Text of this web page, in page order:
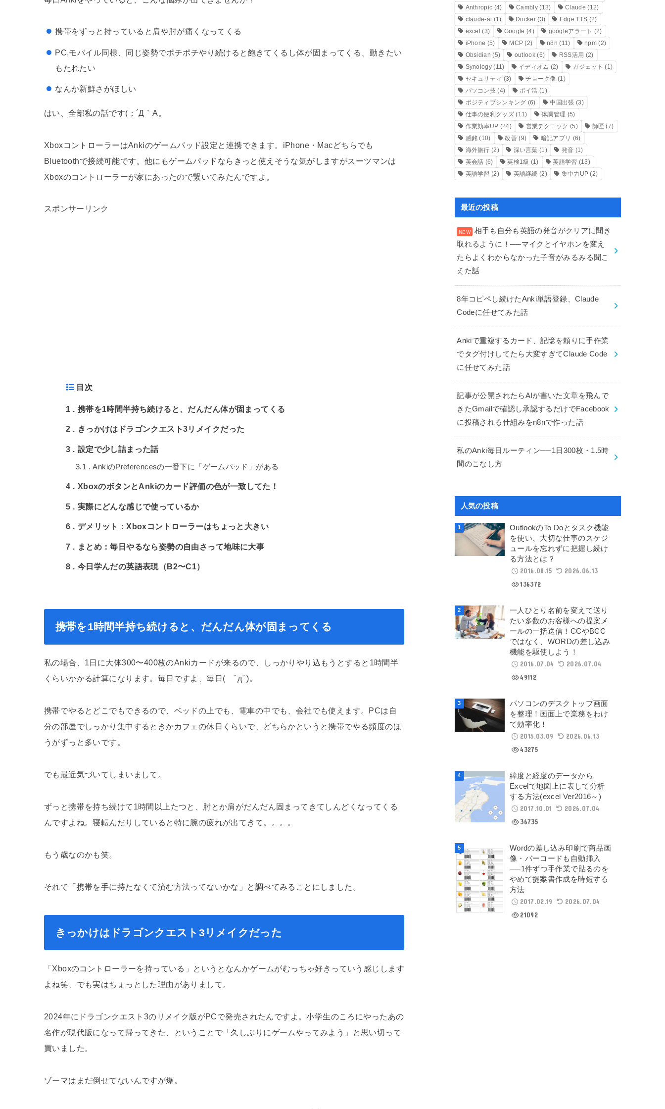
携帯をずっと持っていると肩や肘が痛くなってくる
PC,モバイル同様、同じ姿勢でポチポチやり続けると飽きてくるし体が固まってくる、動きたい
もたれたい
なんか新鮮さがほしい
はい、全部私の話です(；´Д｀A。
XboxコントローラーはAnkiのゲームパッド設定と連携できます。iPhone・Macどちらでも
Bluetoothで接続可能です。他にもゲームパッドならきっと使えそうな気がしますがスーツマンは
Xboxのコントローラーが家にあったので繋いでみたんですよ。
スポンサーリンク
目次
1 携帯を1時間半持ち続けると、だんだん体が固まってくる
2 きっかけはドラゴンクエスト3リメイクだった
3 設定で少し詰まった話
3.1 AnkiのPreferencesの一番下に「ゲームパッド」がある
4 XboxのボタンとAnkiのカード評価の色が一致してた！
5 実際にどんな感じで使っているか
6 デメリット：Xboxコントローラーはちょっと大きい
7 まとめ：毎日やるなら姿勢の自由さって地味に大事
8 今日学んだの英語表現（B2〜C1）
携帯を1時間半持ち続けると、だんだん体が固まってくる
私の場合、1日に大体300〜400枚のAnkiカードが来るので、しっかりやり込もうとすると1時間半
くらいかかる計算になります。毎日ですよ、毎日( ﾟдﾟ)。
携帯でやるとどこでもできるので、ベッドの上でも、電車の中でも、会社でも使えます。PCは自
分の部屋でしっかり集中するときかカフェの休日くらいで、どちらかというと携帯でやる頻度のほ
うがずっと多いです。
でも最近気づいてしまいまして。
ずっと携帯を持ち続けて1時間以上たつと、肘とか肩がだんだん固まってきてしんどくなってくる
んですよね。寝転んだりしていると特に腕の疲れが出てきて。。。。
もう歳なのかも笑。
それで「携帯を手に持たなくて済む方法ってないかな」と調べてみることにしました。
きっかけはドラゴンクエスト3リメイクだった
「Xboxのコントローラーを持っている」というとなんかゲームがむっちゃ好きっていう感じします
よね笑、でも実はちょっとした理由がありまして。
2024年にドラゴンクエスト3のリメイク版がPCで発売されたんですよ。小学生のころにやったあの
名作が現代版になって帰ってきた、ということで「久しぶりにゲームやってみよう」と思い切って
買いました。
ゾーマはまだ倒せてないんですが爆。
Anthropic (4) Cambly(13) Claude (12)
claude-ai (1) Docker(3) Edge TTS (2)
excel (3) Google (4) googleアラート (2)
iPhone (5) MCP (2) n8n (11) npm (2)
Obsidian (5) outlook(6) RSS活用 (2)
Synology(11) イディオム (2) ガジェット (1)
セキュリティ (3) チョーク像 (1)
パソコン技 (4) ポイ活 (1)
ポジティブシンキング (6) 中国出張 (3)
仕事の便利グッズ(11) 体調管理 (5)
作業効率UP (24) 営業テクニック (5) 師匠 (7)
感銘 (10) 改善(9) 暗記アプリ (6)
海外旅行 (2) 深い言葉 (1) 発音 (1)
英会話 (6) 英検1級 (1) 英語学習 (13)
英語学習 (2) 英語継続 (2) 集中力UP (2)
最近の投稿
相手も自分も英語の発音がクリアに聞き
取れるように！──マイクとイヤホンを変え
たらよくわからなかった子音がみるみる聞こ
えた話
8年コピペし続けたAnki単語登録、Claude
Codeに任せてみた話
Ankiで重複するカード、記憶を頼りに手作業
でタグ付けしてたら大変すぎてClaude Code
に任せてみた話
記事が公開されたらAIが書いた文章を飛んで
きたGmailで確認し承認するだけでFacebook
に投稿される仕組みをn8nで作った話
私のAnki毎日ルーティン──1日300枚・1.5時
間のこなし方
人気の投稿
OutlookのTo Doとタスク機能
を使い、大切な仕事のスケジ
ュールを忘れずに把握し続け
る方法とは？
2016.08.15
2026.06.13
136372
一人ひとり名前を変えて送り
たい多数のお客様への提案メ
ールの一括送信！CCやBCC
ではなく、WORDの差し込み
機能を駆使しよう！
2016.07.04
2026.07.04
49112
パソコンのデスクトップ画面
を整理！画面上で業務をわけ
て効率化！
2015.03.09
2026.06.13
43275
緯度と経度のデータから
Excelで地図上に表して分析
する方法(excel Ver2016～)
2017.10.01
2026.07.04
36735
Wordの差し込み印刷で商品画
像・バーコードも自動挿入
──1件ずつ手作業で貼るのを
やめて提案書作成を時短する
方法
2017.02.19
2026.07.04
21092